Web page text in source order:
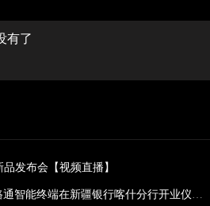
有了
发布会【视频直播】
OpenHarmony丝路通智能终端在新疆银行喀什分行开业仪式上发布